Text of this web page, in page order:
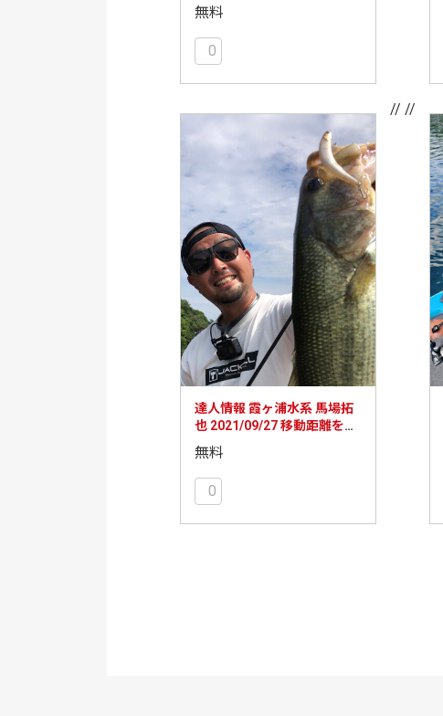
くり誘う！
無料
0
達人情報 霞ヶ浦水系 馬場拓
也 2021/09/27 移動距離を抑
えたアプローチで黒部川を攻
略！
無料
0
// //